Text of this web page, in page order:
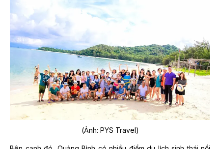
(Ảnh: PYS Travel)